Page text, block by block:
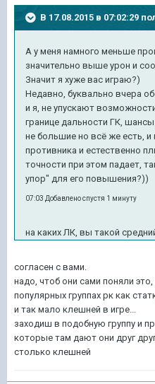
В 17.08.2015 в 07:02:29
А у меня намного меньше
значительно выше урон и
Значит я хуже вас играю?)
Недавно, буквально вчера
и я, не упускают
границе дальности ГК,
не большие но всё же есть, и
противника и естественно
точности при этом падает,
упор" для его повышения?))
07:03 Добавлено спустя 1 минуту
на каких ЛК, вы такой
согласен с вами.
надо, чтоб они сами поняли
популярных группах рк как
и так мало клешней в игре...
заходиш в подобную группу и
которые там дают они друг
столько клешней